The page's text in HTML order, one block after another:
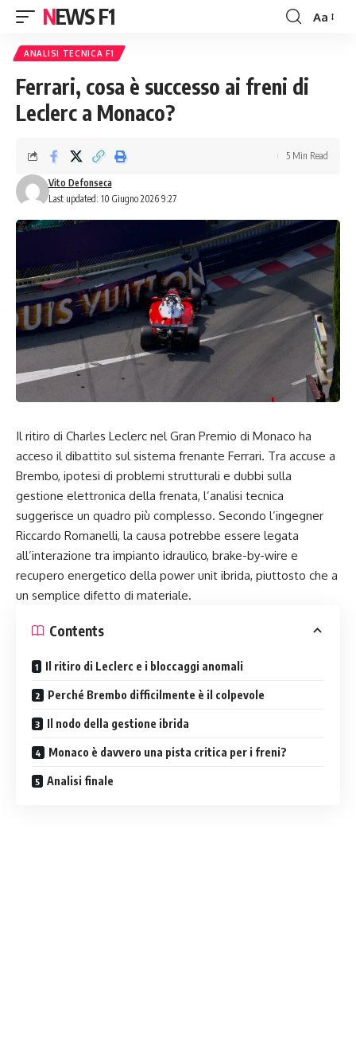
NEWS F1
Font
Aa
ANALISI TECNICA F1
Ferrari, cosa è successo ai freni di
Leclerc a Monaco?
Last updated: 10 Giugno 2026 9:27
Vito Defonseca
5 Min Read
Il ritiro di Charles Leclerc nel Gran Premio di Monaco ha
acceso il dibattito sul sistema frenante Ferrari. Tra accuse a
Brembo, ipotesi di problemi strutturali e dubbi sulla
gestione elettronica della frenata, l’analisi tecnica
suggerisce un quadro più complesso. Secondo l’ingegner
Riccardo Romanelli, la causa potrebbe essere legata
all’interazione tra impianto idraulico, brake-by-wire e
recupero energetico della power unit ibrida, piuttosto che a
un semplice difetto di materiale.
Contents
Il ritiro di Leclerc e i bloccaggi anomali
Perché Brembo difficilmente è il colpevole
Il nodo della gestione ibrida
Monaco è davvero una pista critica per i freni?
Analisi finale